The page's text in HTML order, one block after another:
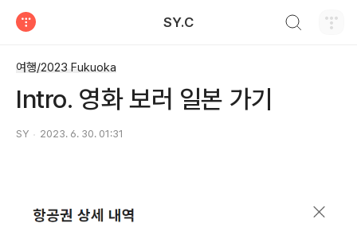
SY.C
여행/2023 Fukuoka
Intro. 영화 보러 일본 가기
SY 2023. 6. 30. 01:31